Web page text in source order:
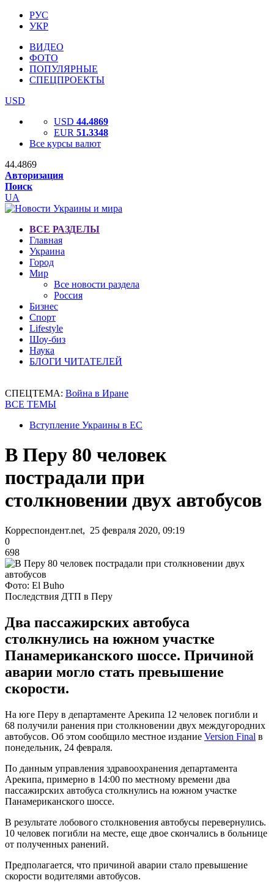
РУС
УКР
ВИДЕО
ФОТО
ПОПУЛЯРНЫЕ
СПЕЦПРОЕКТЫ
USD
USD 44.4869
EUR 51.3348
Все курсы валют
44.4869
Авторизация
Поиск
UA
ВСЕ РАЗДЕЛЫ
Главная
Украина
Город
Мир
Все новости раздела
Россия
Бизнес
Спорт
Lifestyle
Шоу-биз
Наука
БЛОГИ ЧИТАТЕЛЕЙ
СПЕЦТЕМА: Война в Иране
ВСЕ ТЕМЫ
Вступление Украины в ЕС
В Перу 80 человек
пострадали при
столкновении двух автобусов
Корреспондент.net, 25 февраля 2020, 09:19
0
698
Фото: El Buho
Последствия ДТП в Перу
Два пассажирских автобуса
столкнулись на южном участке
Панамериканского шоссе. Причиной
аварии могло стать превышение
скорости.
На юге Перу в департаменте Арекипа 12 человек погибли и
68 получили ранения при столкновении двух междугородних
автобусов. Об этом сообщило местное издание Version Final в
понедельник, 24 февраля.
По данным управления здравоохранения департамента
Арекипа, примерно в 14:00 по местному времени два
пассажирских автобуса столкнулись на южном участке
Панамериканского шоссе.
В результате лобового столкновения автобусы перевернулись.
10 человек погибли на месте, еще двое скончались в больнице
от полученных ранений.
Предполагается, что причиной аварии стало превышение
скорости водителями автобусов.